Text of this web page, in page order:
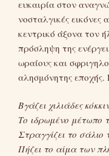
ευκαιρία στον
νοσταλγικές εικόνες
κεντρικό άξονα τον
πρόσληψη της
ωραίους και
αλησμόνητης
Βγάζει χιλιάδες
Το ιδρωμένο μέτωπο
Στραγγίζει το
Πήζει το αίμα των